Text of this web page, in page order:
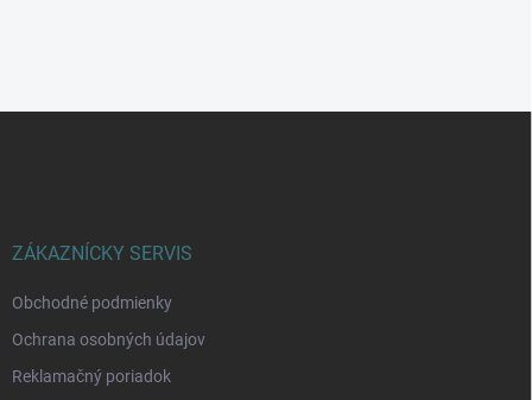
ZÁKAZNÍCKY SERVIS
Obchodné podmienky
Ochrana osobných údajov
Reklamačný poriadok